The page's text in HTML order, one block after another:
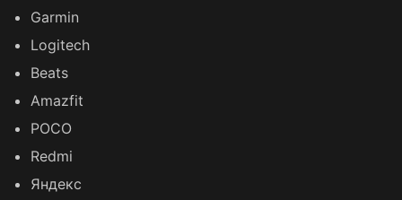
Garmin
Logitech
Beats
Amazfit
POCO
Redmi
Яндекс